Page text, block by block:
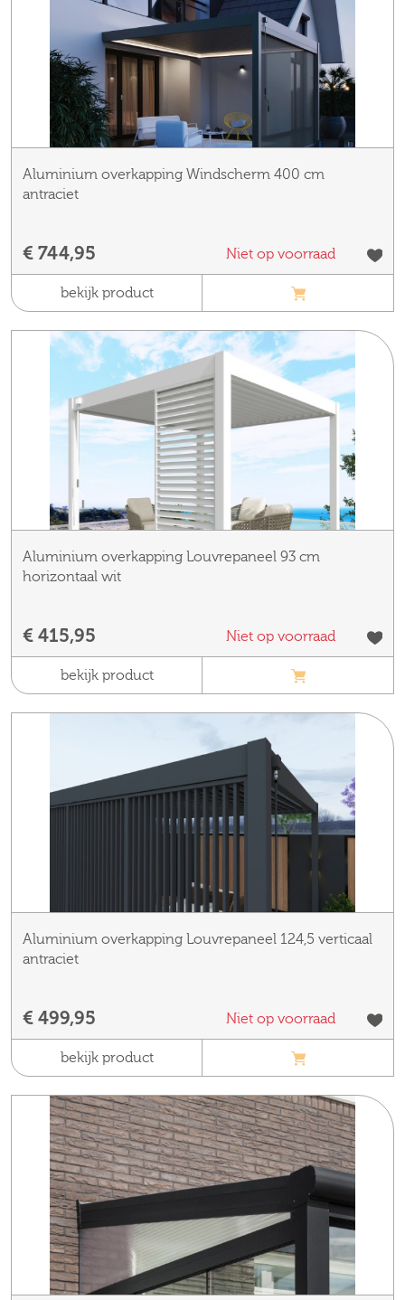
Aluminium overkapping Windscherm 400 cm
antraciet
€ 744,95 Niet op voorraad
bekijk product
Aluminium overkapping Louvrepaneel 93 cm
horizontaal wit
€ 415,95 Niet op voorraad
bekijk product
Aluminium overkapping Louvrepaneel 124,5 verticaal
antraciet
€ 499,95 Niet op voorraad
bekijk product